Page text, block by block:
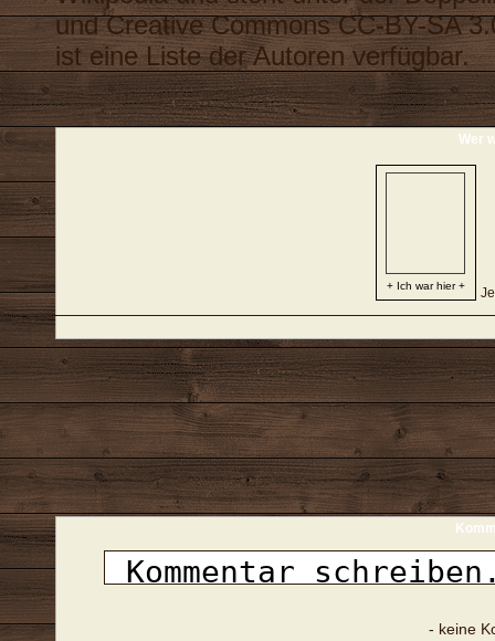
undCreative Commons CC-BY-SA
ist eine Liste der Autoren verfügbar.
Wer
+ Ich war hier +
- keine